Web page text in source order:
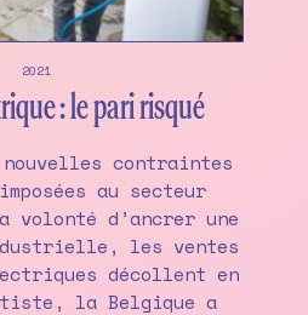
2021
: le pari risqué
contraintes
au secteur
volonté d’ancrer une
les ventes
décollent en
la Belgique a